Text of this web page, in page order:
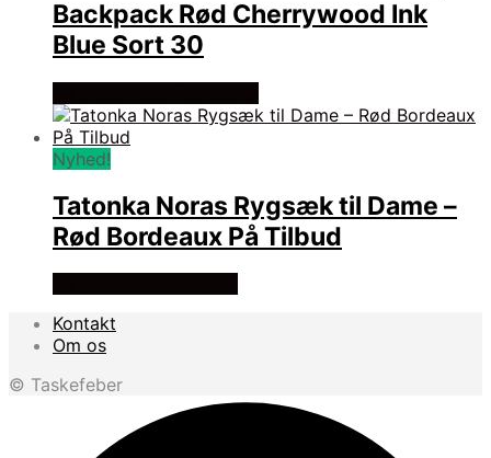
Backpack Rød Cherrywood Ink
Blue Sort 30
Nyhed!
Tatonka Noras Rygsæk til Dame –
Rød Bordeaux På Tilbud
Kontakt
Om os
© Taskefeber